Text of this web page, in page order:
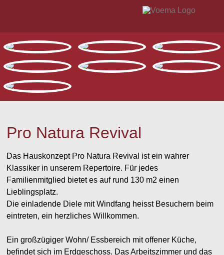
Pro Natura Revival
Das Hauskonzept Pro Natura Revival ist ein wahrer
Klassiker in unserem Repertoire. Für jedes
Familienmitglied bietet es auf rund 130 m2 einen
Lieblingsplatz.
Die einladende Diele mit Windfang heisst Besuchern beim
eintreten, ein herzliches Willkommen.
Ein großzügiger Wohn/ Essbereich mit offener Küche,
befindet sich im Erdgeschoss. Das Arbeitszimmer und das